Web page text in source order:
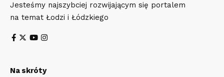
Jesteśmy najszybciej rozwijającym się portalem
na temat Łodzi i Łódzkiego
Na skróty